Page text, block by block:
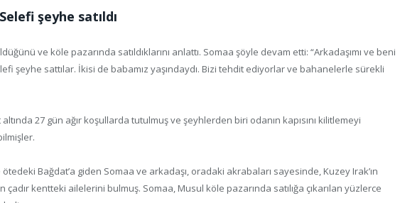
şeyhe satıldı
ve köle pazarında satıldıklarını anlattı. Somaa şöyle devam etti: “Arkadaşımı ve beni
şeyhe sattılar. İkisi de babamız yaşındaydı. Bizi tehdit ediyorlar ve bahanelerle sürekli
27 gün ağır koşullarda tutulmuş ve şeyhlerden biri odanın kapısını kilitlemeyi
Bağdat’a giden Somaa ve arkadaşı, oradaki akrabaları sayesinde, Kuzey Irak’ın
kentteki ailelerini bulmuş. Somaa, Musul köle pazarında satılığa çıkarılan yüzlerce